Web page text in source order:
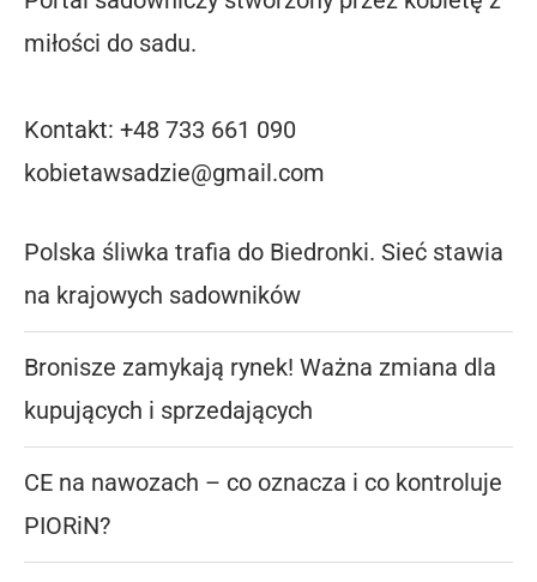
miłości do sadu.
Kontakt: +48 733 661 090
kobietawsadzie@gmail.com
Polska śliwka trafia do Biedronki. Sieć stawia
na krajowych sadowników
Bronisze zamykają rynek! Ważna zmiana dla
kupujących i sprzedających
CE na nawozach – co oznacza i co kontroluje
PIORiN?